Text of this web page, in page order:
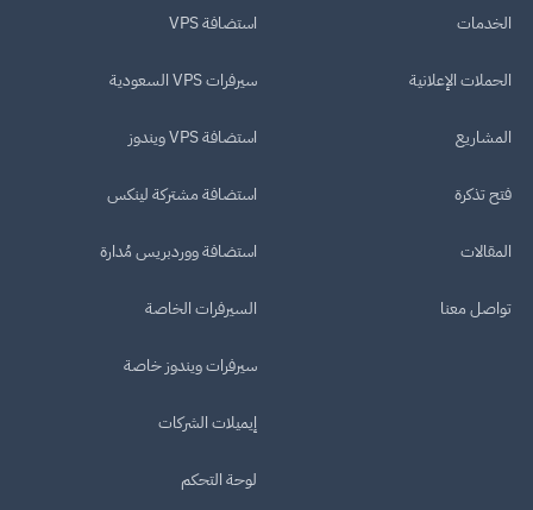
الخدمات
الحملات الإعلانية
المشاريع
فتح تذكرة
المقالات
تواصل معنا
استضافة VPS
سيرفرات VPS السعودية
استضافة VPS ويندوز
استضافة مشتركة لينكس
استضافة ووردبريس مُدارة
السيرفرات الخاصة
سيرفرات ويندوز خاصة
إيميلات الشركات
لوحة التحكم